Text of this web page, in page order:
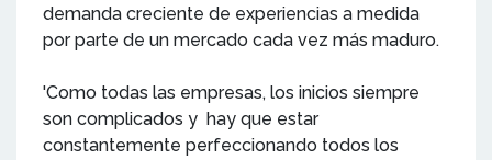
demanda creciente de experiencias a medida
por parte de un mercado cada vez más maduro.
'Como todas las empresas, los inicios siempre
son complicados y hay que estar
constantemente perfeccionando todos los